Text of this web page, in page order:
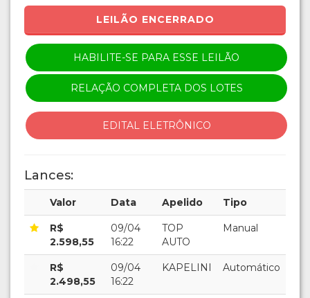
LEILÃO ENCERRADO
HABILITE-SE PARA ESSE LEILÃO
RELAÇÃO COMPLETA DOS LOTES
EDITAL ELETRÔNICO
Lances:
Valor Data Apelido Tipo
R$
2.598,55
09/04
16:22
TOP
AUTO
Manual
R$
2.498,55
09/04
16:22
KAPELINI Automático